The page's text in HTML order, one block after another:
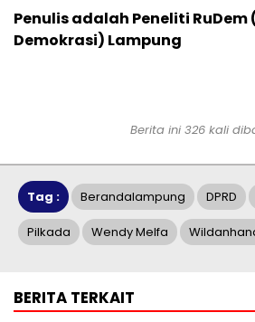
Penulis adalah Peneliti RuDem
Demokrasi) Lampung
Berita ini 326 kali
Tag : Berandalampung DPRD
Pilkada Wendy Melfa
BERITA TERKAIT